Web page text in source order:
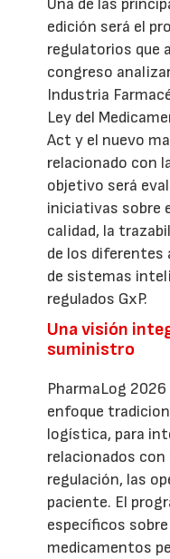
Una de las
edición será el
regulatorios que
congreso
Industria
Ley del
Act y el nuevo
relacionado con
objetivo será
iniciativas sobre
calidad, la
de los diferentes
de sistemas
regulados GxP.
Una visión
suministro
PharmaLog
enfoque
logística, para
relacionados
regulación, las
paciente. El
específicos
medicamentos